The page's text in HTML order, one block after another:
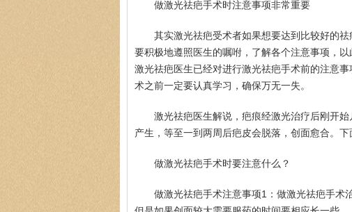
做激光祛疤手术时注意事项非常重要
其实激光祛疤受术者如果想要达到比较好的
要积极地遵照医生的嘱咐，了解各个注意事项，
激光祛疤医生已经对进行激光祛疤手术前的注意
术之前一定要认真学习，确保万无一失。
激光祛疤医生解说，疤痕经激光治疗后刚开
产生，等至一到两周后疤皮会脱落，创面愈合。
做激光祛疤手术时要注意什么？
做激光祛疤手术注意事项1：做激光祛疤手术